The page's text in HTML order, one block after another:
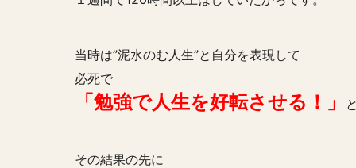
当時は”泥水のむ人生”と自分を表現して
必死で
「勉強で人生を好転させる！」
その結果の先に